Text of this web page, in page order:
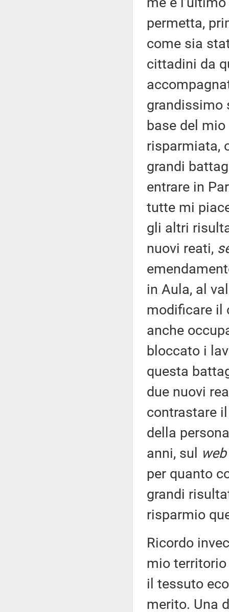
permetta,
come sia
cittadini da
grandissimo
base del
risparmiata,
grandi
entrare in
tutte mi
gli altri
nuovi reati,
in Aula, al
modificare il
anche
bloccato i
questa
due nuovi
contrastare
della
anni, sul
per quanto
grandi
risparmio
Ricordo
mio territorio
il tessuto
merito. Una